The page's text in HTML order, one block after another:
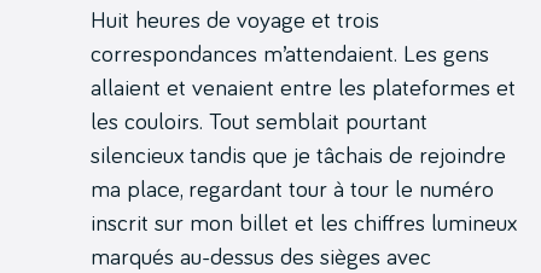
Huit heures de voyage et trois
correspondances m’attendaient. Les gens
allaient et venaient entre les plateformes et
les couloirs. Tout semblait pourtant
silencieux tandis que je tâchais de rejoindre
ma place, regardant tour à tour le numéro
inscrit sur mon billet et les chiffres lumineux
marqués au-dessus des sièges avec